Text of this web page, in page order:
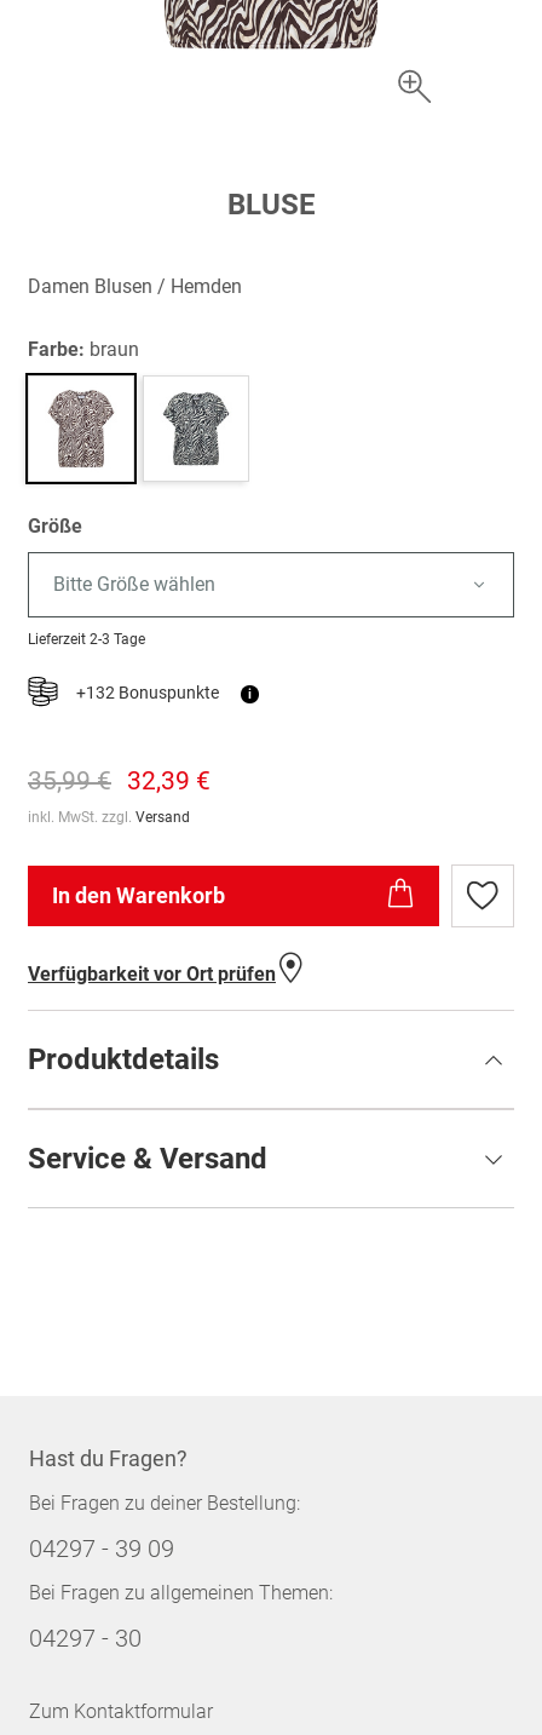
springen
BLUSE
Damen Blusen / Hemden
Farbe: braun
Größe
Bitte Größe wählen
Lieferzeit 2-3 Tage
+132 Bonuspunkte i
35,99 € 32,39 €
inkl. MwSt. zzgl. Versand
In den Warenkorb
Zur
Verfügbarkeit vor Ort prüfen
Produktdetails
Service & Versand
Hast du Fragen?
Bei Fragen zu deiner Bestellung:
04297 - 39 09
Bei Fragen zu allgemeinen Themen:
04297 - 30
Zum Kontaktformular